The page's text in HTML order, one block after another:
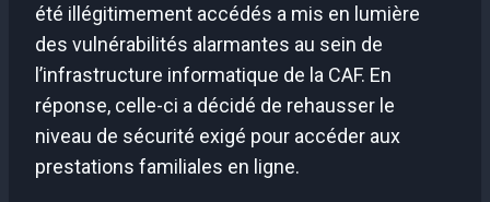
été illégitimement accédés a mis en lumière
des vulnérabilités alarmantes au sein de
l’infrastructure informatique de la CAF. En
réponse, celle-ci a décidé de rehausser le
niveau de sécurité exigé pour accéder aux
prestations familiales en ligne.